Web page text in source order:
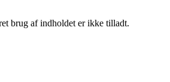
brug af indholdet er ikke tilladt.